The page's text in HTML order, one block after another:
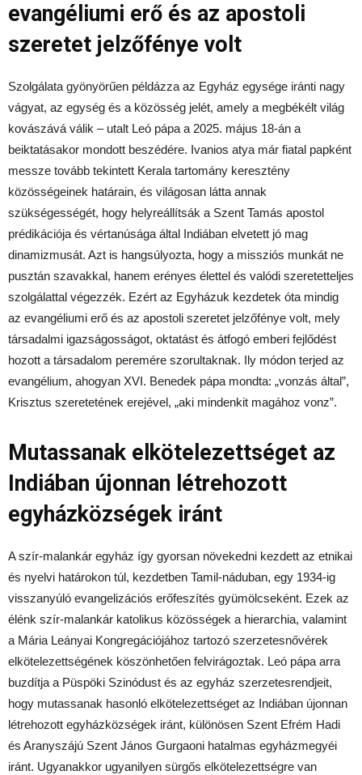
evangéliumi erő és az apostoli
szeretet jelzőfénye volt
Szolgálata gyönyörűen példázza az Egyház egysége iránti nagy
vágyat, az egység és a közösség jelét, amely a megbékélt világ
kovászává válik – utalt Leó pápa a 2025. május 18-án a
beiktatásakor mondott beszédére. Ivanios atya már fiatal papként
messze tovább tekintett Kerala tartomány keresztény
közösségeinek határain, és világosan látta annak
szükségességét, hogy helyreállítsák a Szent Tamás apostol
prédikációja és vértanúsága által Indiában elvetett jó mag
dinamizmusát. Azt is hangsúlyozta, hogy a missziós munkát ne
pusztán szavakkal, hanem erényes élettel és valódi szeretetteljes
szolgálattal végezzék. Ezért az Egyházuk kezdetek óta mindig
az evangéliumi erő és az apostoli szeretet jelzőfénye volt, mely
társadalmi igazságosságot, oktatást és átfogó emberi fejlődést
hozott a társadalom peremére szorultaknak. Ily módon terjed az
evangélium, ahogyan XVI. Benedek pápa mondta: „vonzás által”,
Krisztus szeretetének erejével, „aki mindenkit magához vonz”.
Mutassanak elkötelezettséget az
Indiában újonnan létrehozott
egyházközségek iránt
A szír-malankár egyház így gyorsan növekedni kezdett az etnikai
és nyelvi határokon túl, kezdetben Tamil-náduban, egy 1934-ig
visszanyúló evangelizációs erőfeszítés gyümölcseként. Ezek az
élénk szír-malankár katolikus közösségek a hierarchia, valamint
a Mária Leányai Kongregációjához tartozó szerzetesnővérek
elkötelezettségének köszönhetően felvirágoztak. Leó pápa arra
buzdítja a Püspöki Szinódust és az egyház szerzetesrendjeit,
hogy mutassanak hasonló elkötelezettséget az Indiában újonnan
létrehozott egyházközségek iránt, különösen Szent Efrém Hadi
és Aranyszájú Szent János Gurgaoni hatalmas egyházmegyéi
iránt. Ugyanakkor ugyanilyen sürgős elkötelezettségre van